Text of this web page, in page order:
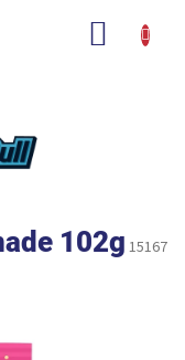
102g 15167